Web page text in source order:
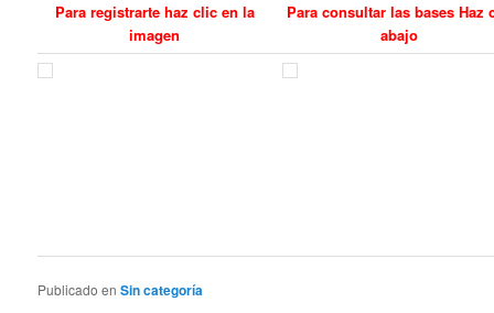
Para registrarte haz clic en la
imagen
Para consultar las bases Haz
abajo
Publicado en Sin categoría